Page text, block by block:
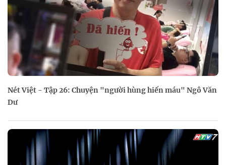
Nét Việt - Tập 26: Chuyện "người hùng hiến máu" Ngô Văn
Dư